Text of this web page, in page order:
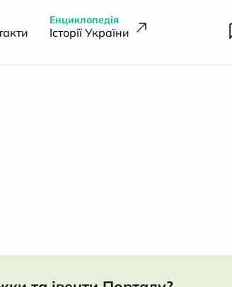
Енциклопедія
Історії України